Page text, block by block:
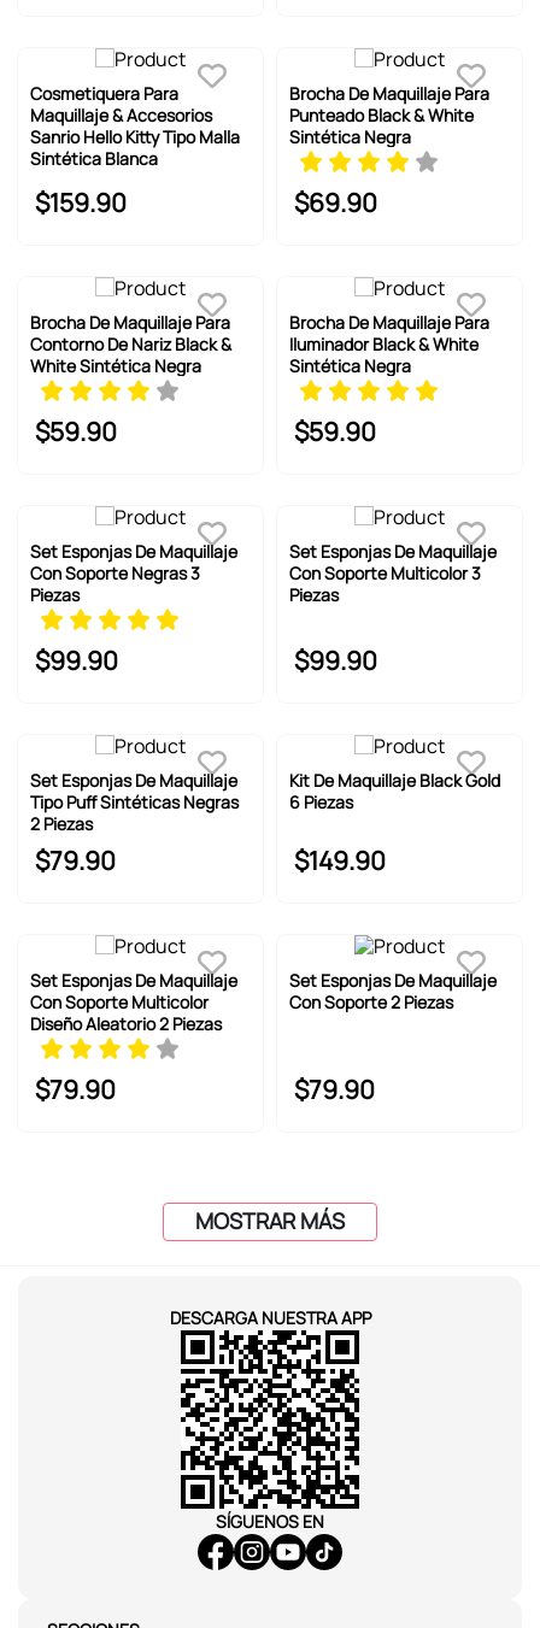
Cosmetiquera Para
Maquillaje & Accesorios
Sanrio Hello Kitty Tipo Malla
Sintética Blanca
$159.90
Brocha De Maquillaje Para
Punteado Black & White
Sintética Negra
$69.90
Brocha De Maquillaje Para
Contorno De Nariz Black &
White Sintética Negra
$59.90
Brocha De Maquillaje Para
Iluminador Black & White
Sintética Negra
$59.90
Set Esponjas De Maquillaje
Con Soporte Negras 3
Piezas
$99.90
Set Esponjas De Maquillaje
Con Soporte Multicolor 3
Piezas
$99.90
Set Esponjas De Maquillaje
Tipo Puff Sintéticas Negras
2 Piezas
$79.90
Kit De Maquillaje Black Gold
6 Piezas
$149.90
Set Esponjas De Maquillaje
Con Soporte Multicolor
Diseño Aleatorio 2 Piezas
$79.90
Set Esponjas De Maquillaje
Con Soporte 2 Piezas
$79.90
MOSTRAR MÁS
DESCARGA NUESTRA APP
SÍGUENOS EN